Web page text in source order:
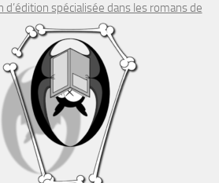
spécialisée dans les romans de